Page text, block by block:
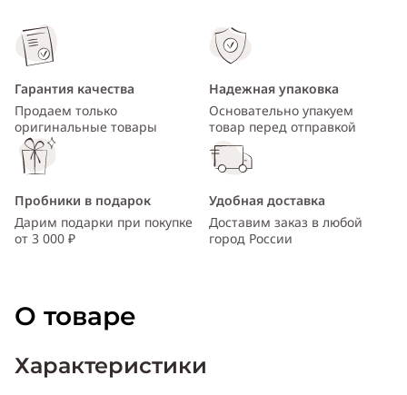
Гарантия качества
Продаем только
оригинальные товары
Надежная упаковка
Основательно упакуем
товар перед отправкой
Пробники в подарок
Дарим подарки при покупке
от 3 000 ₽
Удобная доставка
Доставим заказ в любой
город России
О товаре
Характеристики